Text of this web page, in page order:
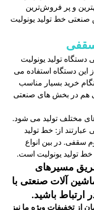
و پر فروش‌ترین
صنعتی خط تولید یونولیت
سقفی
تولید یونولیت
این دستگاه استفاده می
خرید بسیار مناسب
هم در بخش های صنعتی
مختلف تولید می شود.
از: خط تولید
سقفی. در بین انواع
خط تولید یونولیت است.
مسیرهای
آلات صنعتی با
باشید.
از تخفیفات ویژه ما نیز